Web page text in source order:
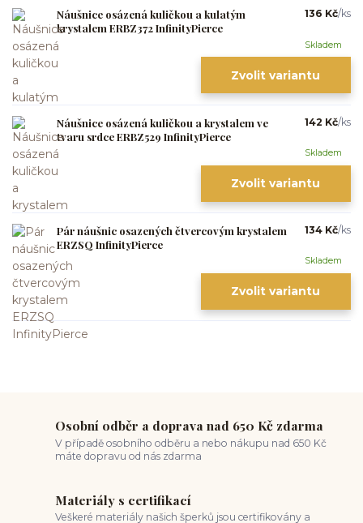
Náušnice osázená kuličkou a kulatým
krystalem ERBZ372 InfinityPierce
136 Kč/ks
Skladem
Zvolit variantu
Náušnice osázená kuličkou a krystalem ve
tvaru srdce ERBZ529 InfinityPierce
142 Kč/ks
Skladem
Zvolit variantu
Pár náušnic osazených čtvercovým krystalem
ERZSQ InfinityPierce
134 Kč/ks
Skladem
Zvolit variantu
Osobní odběr a doprava nad 650 Kč zdarma
V případě osobního odběru a nebo nákupu nad 650 Kč
máte dopravu od nás zdarma
Materiály s certifikací
Veškeré materiály našich šperků jsou certifikovány a